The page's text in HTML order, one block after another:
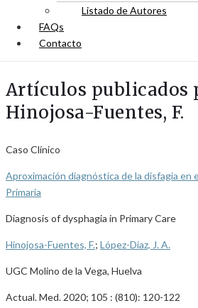
Listado de Autores
FAQs
Contacto
Artículos publicados
Hinojosa-Fuentes, F.
Caso Clínico
Aproximación diagnóstica de la disfagia en
Primaria
Diagnosis of dysphagia in Primary Care
Hinojosa-Fuentes, F.; López-Díaz, J. A.
UGC Molino de la Vega, Huelva
Actual. Med. 2020; 105 : (810): 120-122